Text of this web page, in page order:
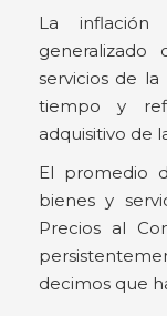
La
servicios de
tiempo y
adquisitivo de
El promedio
bienes y
Precios al
decimos que